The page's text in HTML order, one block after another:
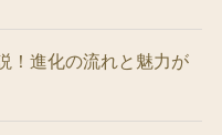
！進化の流れと魅力が